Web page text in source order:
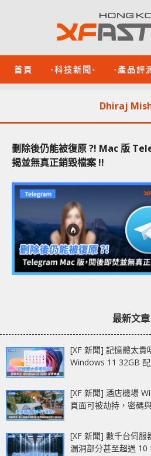
首頁 -科技新聞- -產品評
Dhiraj
刪除後仍能被復原 ?! Mac 版
揭並無真正銷毀檔案 !!
最新文章
[XF 新聞] 記憶體太
Windows 11 32GB
[XF 新聞] 酒店機場
頁面可被劫持，密碼
[XF 新聞] 數千台伺
漏洞部分甚至超過 10